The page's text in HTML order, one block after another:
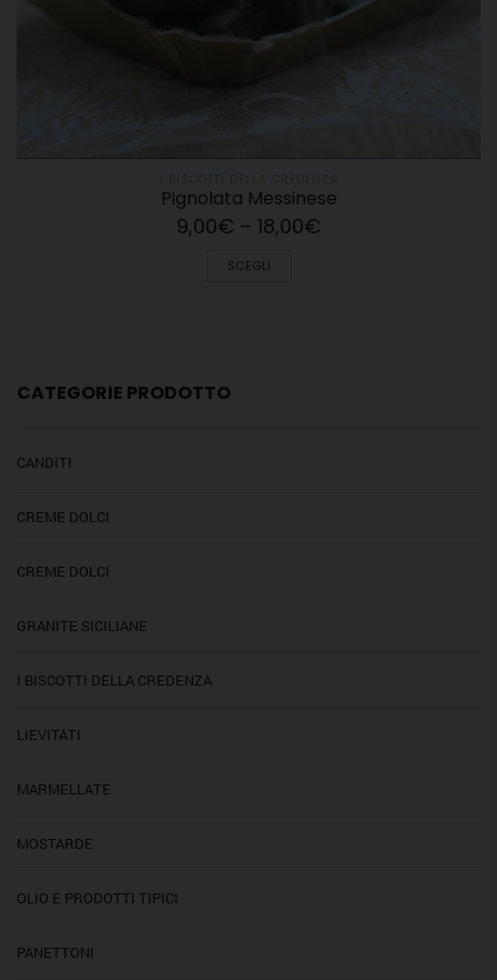
Pignolata Messinese
9,00€ – 18,00€
SCEGLI
CATEGORIE PRODOTTO
CANDITI
CREME DOLCI
CREME DOLCI
GRANITE SICILIANE
I BISCOTTI DELLA CREDENZA
LIEVITATI
MARMELLATE
MOSTARDE
OLIO E PRODOTTI TIPICI
PANETTONI